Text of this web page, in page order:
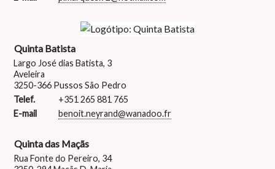
Quinta Batista
Largo José dias Batista, 3
Aveleira
3250-366 Pussos São Pedro
Telef.
+351 265 881 765
E-mail
benoit.neyrand@wanadoo.fr
Quinta das Maçãs
Rua Fonte do Pereiro, 34